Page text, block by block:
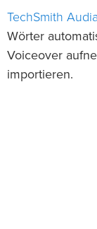
TechSmith
Wörter
Voiceover
importieren.